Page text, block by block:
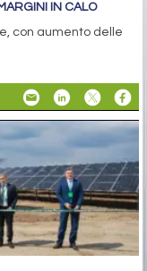
IN CALO
con aumento delle